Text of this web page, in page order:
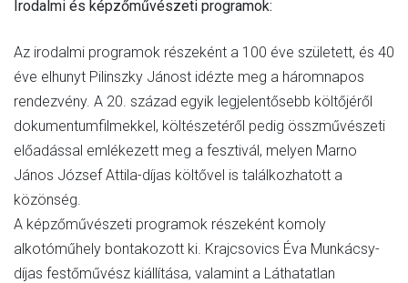
Irodalmi és képzőművészeti programok:
Az irodalmi programok részeként a 100 éve született, és 40
éve elhunyt Pilinszky Jánost idézte meg a háromnapos
rendezvény. A 20. század egyik legjelentősebb költőjéről
dokumentumfilmekkel, költészetéről pedig összművészeti
előadással emlékezett meg a fesztivál, melyen Marno
János József Attila-díjas költővel is találkozhatott a
közönség.
A képzőművészeti programok részeként komoly
alkotóműhely bontakozott ki. Krajcsovics Éva Munkácsy-
díjas festőművész kiállítása, valamint a Láthatatlan